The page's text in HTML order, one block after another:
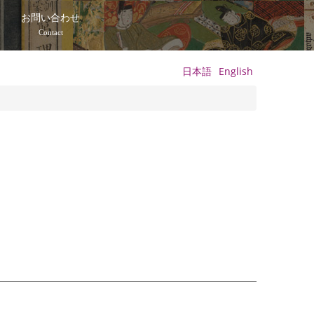
お問い合わせ
Contact
日本語 English